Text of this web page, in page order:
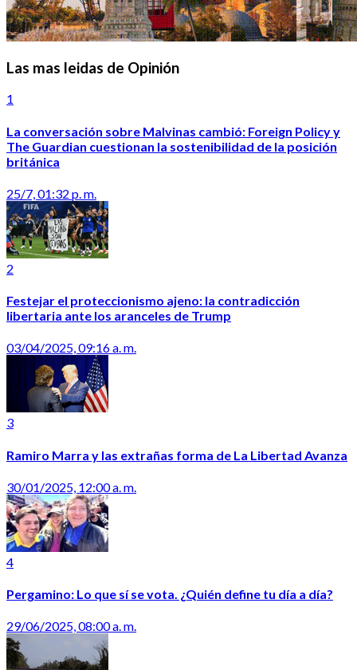
Las mas leidas de Opinión
1
La conversación sobre Malvinas cambió: Foreign Policy y
The Guardian cuestionan la sostenibilidad de la posición
británica
25/7, 01:32 p. m.
2
Festejar el proteccionismo ajeno: la contradicción
libertaria ante los aranceles de Trump
03/04/2025, 09:16 a. m.
3
Ramiro Marra y las extrañas forma de La Libertad Avanza
30/01/2025, 12:00 a. m.
4
Pergamino: Lo que sí se vota. ¿Quién define tu día a día?
29/06/2025, 08:00 a. m.